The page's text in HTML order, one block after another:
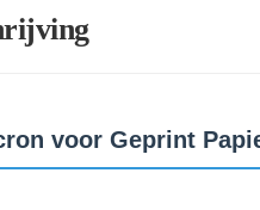
voor Geprint